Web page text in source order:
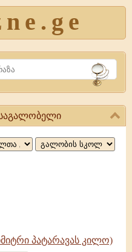
საგალობელი
პატარავას კილო)